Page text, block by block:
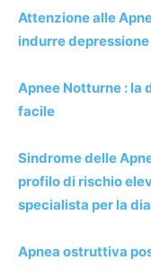
Attenzione alle
indurre
Apnee Notturne : la
facile
Sindrome delle
profilo di rischio
specialista per la
Apnea ostruttiva